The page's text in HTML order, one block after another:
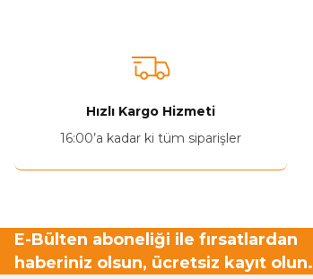
Ürün açıklamasında eksik bilgiler bulunuyor.
Hızlı Kargo Hizmeti
16:00’a kadar ki tüm siparişler
E-Bülten aboneliği ile fırsatlardan
haberiniz olsun, ücretsiz kayıt olun.